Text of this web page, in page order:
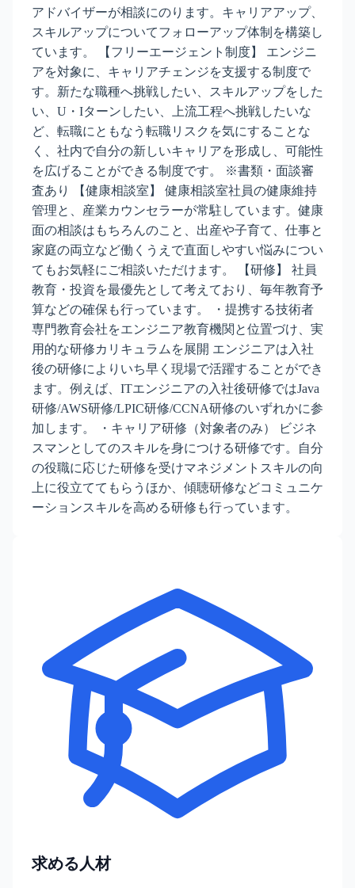
アドバイザーが相談にのります。キャリアアップ、
スキルアップについてフォローアップ体制を構築し
ています。 【フリーエージェント制度】 エンジニ
アを対象に、キャリアチェンジを支援する制度で
す。新たな職種へ挑戦したい、スキルアップをした
い、U・Iターンしたい、上流工程へ挑戦したいな
ど、転職にともなう転職リスクを気にすることな
く、社内で自分の新しいキャリアを形成し、可能性
を広げることができる制度です。 ※書類・面談審
査あり 【健康相談室】 健康相談室社員の健康維持
管理と、産業カウンセラーが常駐しています。健康
面の相談はもちろんのこと、出産や子育て、仕事と
家庭の両立など働くうえで直面しやすい悩みについ
てもお気軽にご相談いただけます。 【研修】 社員
教育・投資を最優先として考えており、毎年教育予
算などの確保も行っています。 ・提携する技術者
専門教育会社をエンジニア教育機関と位置づけ、実
用的な研修カリキュラムを展開 エンジニアは入社
後の研修によりいち早く現場で活躍することができ
ます。例えば、ITエンジニアの入社後研修ではJava
研修/AWS研修/LPIC研修/CCNA研修のいずれかに参
加します。 ・キャリア研修（対象者のみ） ビジネ
スマンとしてのスキルを身につける研修です。自分
の役職に応じた研修を受けマネジメントスキルの向
上に役立ててもらうほか、傾聴研修などコミュニケ
ーションスキルを高める研修も行っています。
求める人材